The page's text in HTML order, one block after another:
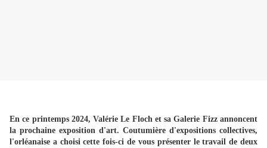
En ce printemps 2024, Valérie Le Floch et sa Galerie Fizz annoncent
la prochaine exposition d'art. Coutumière d'expositions collectives,
l'orléanaise a choisi cette fois-ci de vous présenter le travail de deux